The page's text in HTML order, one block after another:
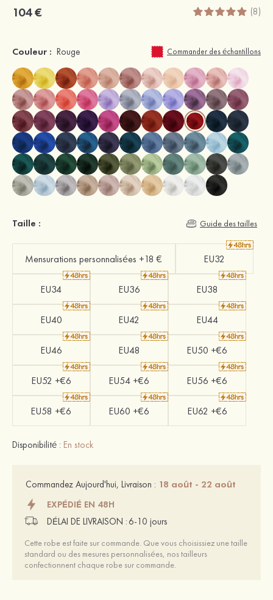
104 € (8)
Couleur : Rouge Commander des échantillons
Taille : Guide des tailles
Mensurations personnalisées +18 € EU32
EU34 EU36 EU38
EU40 EU42 EU44
EU46 EU48 EU50 +€6
EU52 +€6 EU54 +€6 EU56 +€6
EU58 +€6 EU60 +€6 EU62 +€6
Disponibilité : En stock
Commandez Aujourd'hui, Livraison : 18 août - 22 août
EXPÉDIÉ EN 48H
DÉLAI DE LIVRAISON : 6-10 jours
Cette robe est faite sur commande. Que vous choisissiez une taille
standard ou des mesures personnalisées, nos tailleurs
confectionnent chaque robe sur commande.